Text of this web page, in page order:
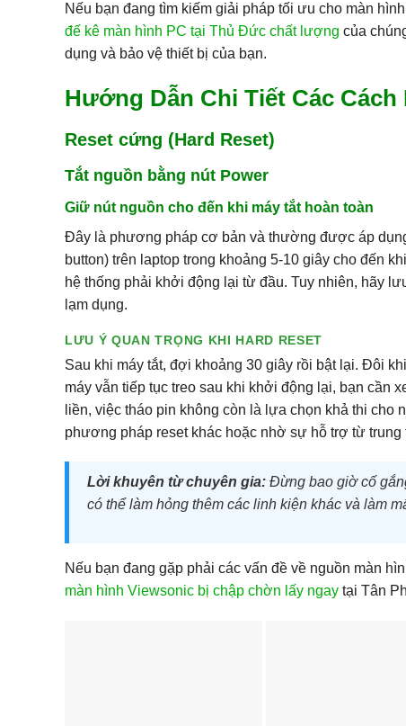
Nếu bạn đang tìm kiếm giải pháp tối ưu cho màn
đế kê màn hình PC tại Thủ Đức chất lượng của
dụng và bảo vệ thiết bị của bạn.
Hướng Dẫn Chi Tiết Các
Reset cứng (Hard Reset)
Tắt nguồn bằng nút Power
Giữ nút nguồn cho đến khi máy tắt hoàn toàn
Đây là phương pháp cơ bản và thường được áp
button) trên laptop trong khoảng 5-10 giây cho đến
hệ thống phải khởi động lại từ đầu. Tuy nhiên, hãy
lạm dụng.
LƯU Ý QUAN TRỌNG KHI HARD RESET
Sau khi máy tắt, đợi khoảng 30 giây rồi bật lại. Đôi
máy vẫn tiếp tục treo sau khi khởi động lại, bạn cần
liền, việc tháo pin không còn là lựa chọn khả thi
phương pháp reset khác hoặc nhờ sự hỗ trợ từ
Lời khuyên từ chuyên gia: Đừng bao giờ cố
có thể làm hỏng thêm các linh kiện khác và làm
Nếu bạn đang gặp phải các vấn đề về nguồn màn
màn hình Viewsonic bị chập chờn lấy ngay tại Tân